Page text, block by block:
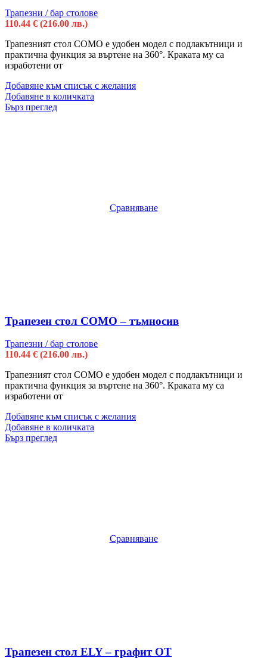
Трапезни / бар столове
110.44 € (216.00 лв.)
Трапезният стол COMO е удобен модел с подлакътници и
практична функция за въртене на 360°. Краката му са
изработени от
Добавяне към списък с желания
Добавяне в количката
Бърз преглед
Сравняване
Трапезен стол COMO – тъмносив
Трапезни / бар столове
110.44 € (216.00 лв.)
Трапезният стол COMO е удобен модел с подлакътници и
практична функция за въртене на 360°. Краката му са
изработени от
Добавяне към списък с желания
Добавяне в количката
Бърз преглед
Сравняване
Трапезен стол ELY – графит OT